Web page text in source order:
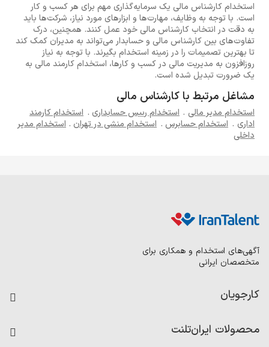
استخدام کارشناس مالی یک سرمایه‌گذاری مهم برای هر کسب و کار
است. با توجه به وظایف، مهارت‌ها و ابزارهای مورد نیاز، شرکت‌ها باید
به دقت در انتخاب کارشناس مالی خود عمل کنند. همچنین، درک
تفاوت‌های بین کارشناس مالی و حسابدار می‌تواند به مدیران کمک کند
تا بهترین تصمیمات را در زمینه استخدام بگیرند. با توجه به نیاز
روزافزون به مدیریت مالی در کسب و کارها، استخدام کارمند مالی به
یک ضرورت تبدیل شده است.
مشاغل مرتبط با کارشناس مالی
استخدام مدیر مالی . استخدام رییس حسابداری . استخدام کارمند
اداری . استخدام حسابرس . استخدام منشی در تهران . استخدام مدیر
داخلی
آگهی‌های استخدام و همکاری برای
متخصصان ایرانی
کارجویان
رزومه ساز
محصولات ایران‌تلنت